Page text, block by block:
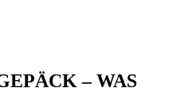
– WAS